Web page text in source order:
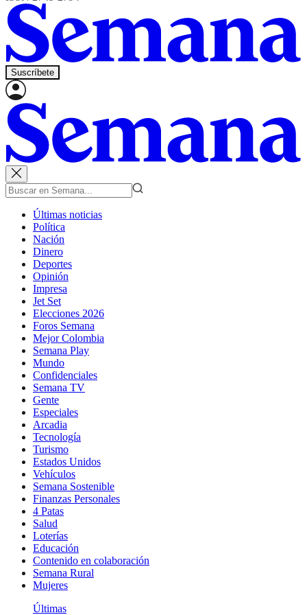
Suscríbete
Últimas noticias
Política
Nación
Dinero
Deportes
Opinión
Impresa
Jet Set
Elecciones 2026
Foros Semana
Mejor Colombia
Semana Play
Mundo
Confidenciales
Semana TV
Gente
Especiales
Arcadia
Tecnología
Turismo
Estados Unidos
Vehículos
Semana Sostenible
Finanzas Personales
4 Patas
Salud
Loterías
Educación
Contenido en colaboración
Semana Rural
Mujeres
Últimas